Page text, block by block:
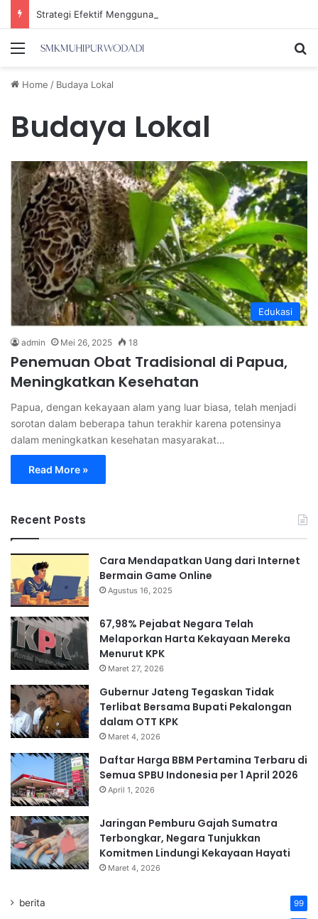
Menu
Home / Budaya Lokal
Budaya Lokal
Edukasi
admin Mei 26, 2025 18
Penemuan Obat Tradisional di Papua,
Meningkatkan Kesehatan
Papua, dengan kekayaan alam yang luar biasa, telah menjadi
sorotan dalam beberapa tahun terakhir karena potensinya
dalam meningkatkan kesehatan masyarakat…
Read More »
Recent Posts
Cara Mendapatkan Uang dari Internet
Bermain Game Online
Agustus 16, 2025
67,98% Pejabat Negara Telah
Melaporkan Harta Kekayaan Mereka
Menurut KPK
Maret 27, 2026
Gubernur Jateng Tegaskan Tidak
Terlibat Bersama Bupati Pekalongan
dalam OTT KPK
Maret 4, 2026
Daftar Harga BBM Pertamina Terbaru di
Semua SPBU Indonesia per 1 April 2026
April 1, 2026
Jaringan Pemburu Gajah Sumatra
Terbongkar, Negara Tunjukkan
Komitmen Lindungi Kekayaan Hayati
Maret 4, 2026
berita 99